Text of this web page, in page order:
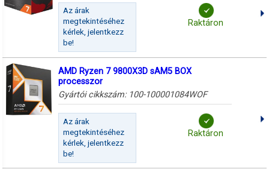
Az árak
megtekintéséhez
kérlek, jelentkezz
be!
Raktáron
AMD Ryzen 7 9800X3D sAM5 BOX
processzor
Gyártói cikkszám: 100-100001084WOF
Az árak
megtekintéséhez
kérlek, jelentkezz
be!
Raktáron